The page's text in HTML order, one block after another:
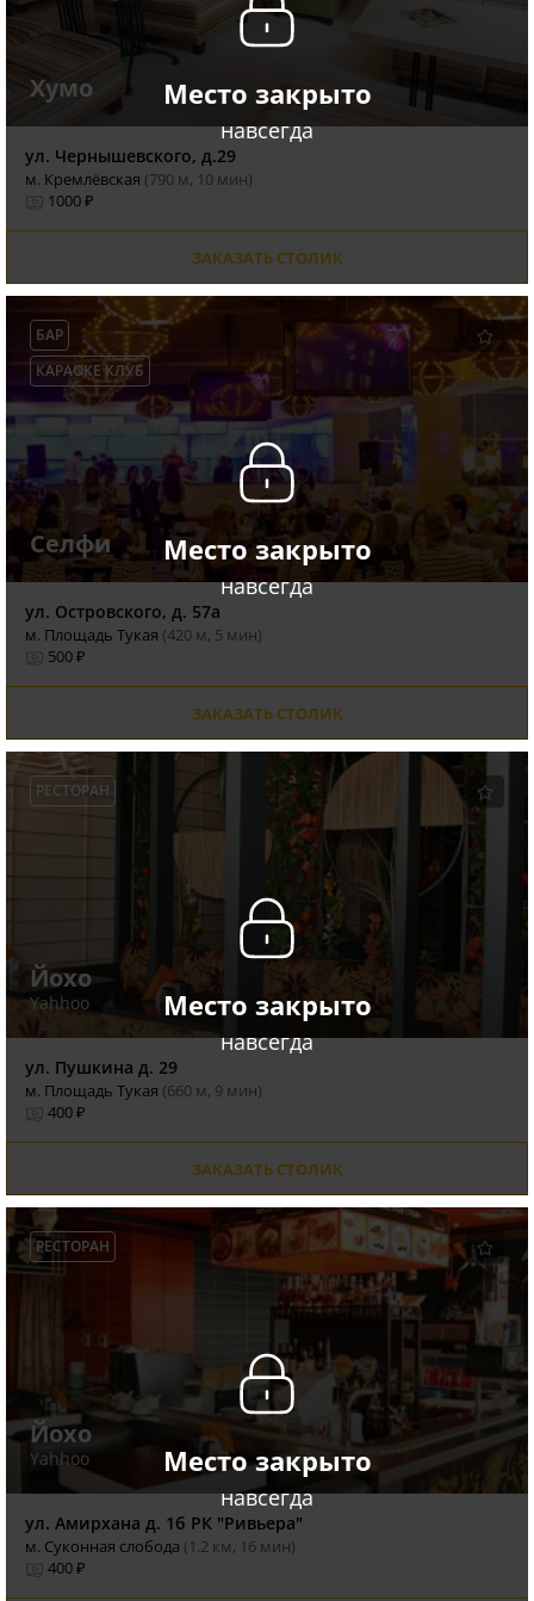
Место закрыто
навсегда
Хумо
ул. Чернышевского, д.29
м. Кремлёвская (790 м, 10 мин)
1000 ₽
ЗАКАЗАТЬ СТОЛИК
Место закрыто
навсегда
БАР
КАРАОКЕ КЛУБ
Селфи
ул. Островского, д. 57а
м. Площадь Тукая (420 м, 5 мин)
500 ₽
ЗАКАЗАТЬ СТОЛИК
Место закрыто
навсегда
РЕСТОРАН
Йохо
Yahhoo
ул. Пушкина д. 29
м. Площадь Тукая (660 м, 9 мин)
400 ₽
ЗАКАЗАТЬ СТОЛИК
Место закрыто
навсегда
РЕСТОРАН
Йохо
Yahhoo
ул. Амирхана д. 1б РК "Ривьера"
м. Суконная слобода (1.2 км, 16 мин)
400 ₽